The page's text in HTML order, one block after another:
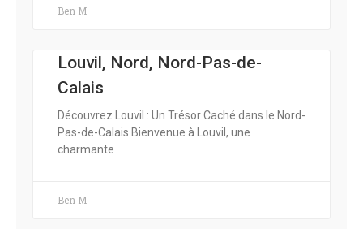
Ben M
Louvil, Nord, Nord-Pas-de-
Calais
Découvrez Louvil : Un Trésor Caché dans le Nord-
Pas-de-Calais Bienvenue à Louvil, une
charmante
Ben M